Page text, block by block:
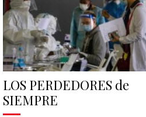
LOS PERDEDORES de
SIEMPRE